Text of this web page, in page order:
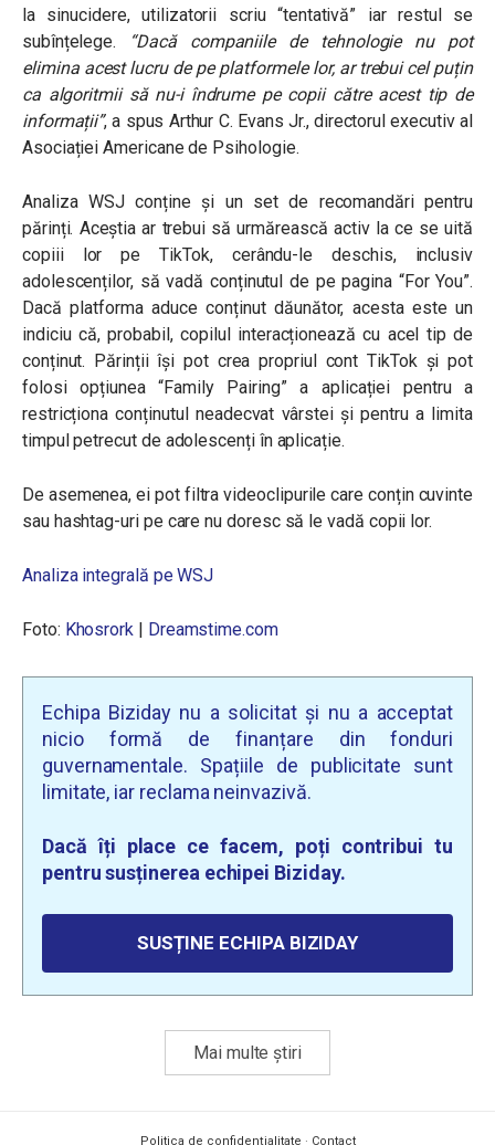
la sinucidere, utilizatorii scriu “tentativă” iar restul se
subînțelege.
“Dacă companiile de tehnologie nu pot
elimina acest lucru de pe platformele lor, ar trebui cel puțin
ca algoritmii să nu-i îndrume pe copii către acest tip de
informații”, a spus Arthur C. Evans Jr., directorul executiv al
Asociației Americane de Psihologie.
Analiza WSJ conține și un set de recomandări pentru
părinți. Aceștia ar trebui să urmărească activ la ce se uită
copiii lor pe TikTok, cerându-le deschis, inclusiv
adolescenților, să vadă conținutul de pe pagina “For You”.
Dacă platforma aduce conținut dăunător, acesta este un
indiciu că, probabil, copilul interacționează cu acel tip de
conținut. Părinții își pot crea propriul cont TikTok și pot
folosi opțiunea “Family Pairing” a aplicației pentru a
restricționa conținutul neadecvat vârstei și pentru a limita
timpul petrecut de adolescenți în aplicație.
De asemenea, ei pot filtra videoclipurile care conțin cuvinte
sau hashtag-uri pe care nu doresc să le vadă copii lor.
Analiza integrală pe WSJ
Foto: Khosrork | Dreamstime.com
Echipa Biziday nu a solicitat și nu a acceptat
nicio formă de finanțare din fonduri
guvernamentale. Spațiile de publicitate sunt
limitate, iar reclama neinvazivă.
Dacă îți place ce facem, poți contribui tu
pentru susținerea echipei Biziday.
SUSȚINE ECHIPA BIZIDAY
Mai multe știri
Politica de confidențialitate · Contact